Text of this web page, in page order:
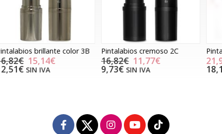
Pintalabios cremoso 2C
16,82€ 11,77€
9,73€SIN IVA
Pintalabios cremoso 3C
21,90€
18,10€SIN IVA